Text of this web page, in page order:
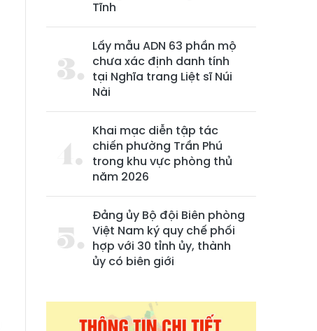
Tĩnh
Lấy mẫu ADN 63 phần mộ
chưa xác định danh tính
tại Nghĩa trang Liệt sĩ Núi
Nài
Khai mạc diễn tập tác
chiến phường Trần Phú
trong khu vực phòng thủ
năm 2026
Đảng ủy Bộ đội Biên phòng
Việt Nam ký quy chế phối
hợp với 30 tỉnh ủy, thành
ủy có biên giới